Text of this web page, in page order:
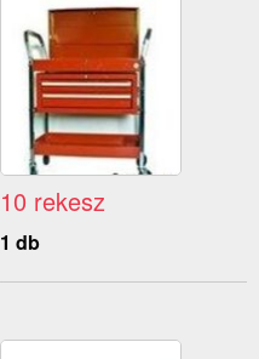
10 rekesz
1 db